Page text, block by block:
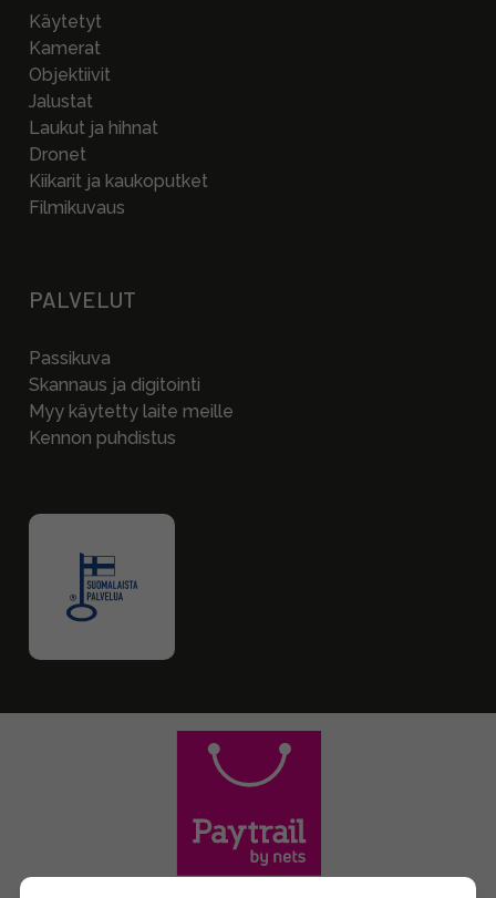
Käytetyt
Kamerat
Objektiivit
Jalustat
Laukut ja hihnat
Dronet
Kiikarit ja kaukoputket
Filmikuvaus
PALVELUT
Passikuva
Skannaus ja digitointi
Myy käytetty laite meille
Kennon puhdistus